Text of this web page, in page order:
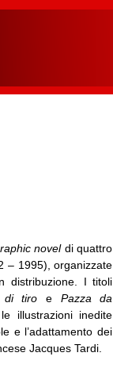
noveldi quattro
– 1995), organizzate
distribuzione. I titoli
di tiro e Pazza da
illustrazioni inedite
e l’adattamento dei
Jacques Tardi.